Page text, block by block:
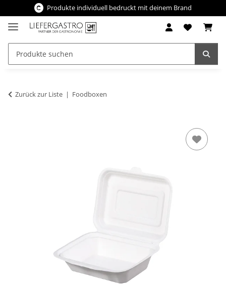
Produkte individuell bedruckt mit deinem Brand
Zurück zur Liste Foodboxen